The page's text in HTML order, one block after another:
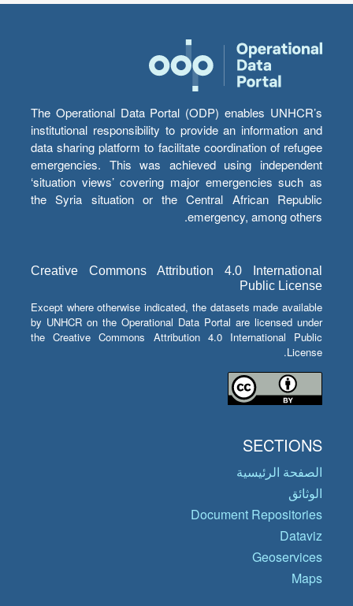
The Operational Data Portal (ODP) enables UNHCR’s
institutional responsibility to provide an information and
data sharing platform to facilitate coordination of refugee
emergencies. This was achieved using independent
‘situation views’ covering major emergencies such as
the Syria situation or the Central African Republic
emergency, among others.
Creative Commons Attribution 4.0 International
Public License
Except where otherwise indicated, the datasets made available
by UNHCR on the Operational Data Portal are licensed under
the Creative Commons Attribution 4.0 International Public
License.
SECTIONS
الصفحة الرئيسية
الوثائق
Document Repositories
Dataviz
Geoservices
Maps